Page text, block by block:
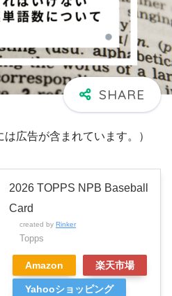
広告が含まれています。）
2026 TOPPS NPB Baseball
Card
created by Rinker
Topps
Amazon 楽天市場
Yahooショッピング